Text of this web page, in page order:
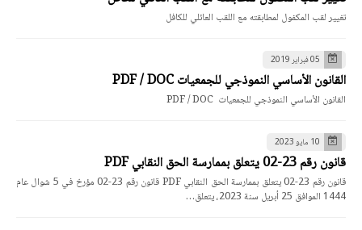
تغيير لقب المكفول لمطابقته مع اللقب العائلي للكافل
05 فبراير 2019
القانون الأساسي النموذجي للجمعيات PDF / DOC
القانون الأساسي النموذجي للجمعيات PDF / DOC
10 مايو 2023
قانون رقم 23-02 يتعلق بممارسة الحق النقابي PDF
قانون رقم 23-02 يتعلق بممارسة الحق النقابي PDF قانون رقم 23-02 مؤرخ في 5 شوال عام
1444 الموافق 25 أبريل سنة 2023، يتعلق…